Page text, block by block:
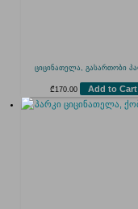
ციცინათელა, გასართობი
₾ 170.00 Add to Cart